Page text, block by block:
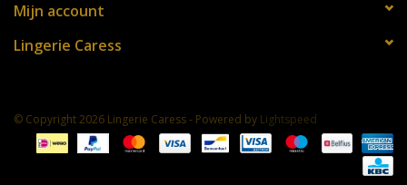
Mijn account
Lingerie Caress
© Copyright 2026 Lingerie Caress - Powered by Lightspeed